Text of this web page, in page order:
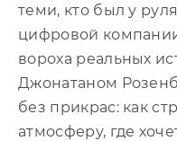
11
12
13
теми, кто был у
цифровой
вороха реальных
Джонатаном
без прикрас: как
атмосферу, где